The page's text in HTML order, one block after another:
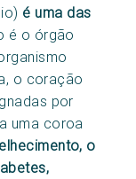
é uma das
é o órgão
o coração
por
uma coroa
o